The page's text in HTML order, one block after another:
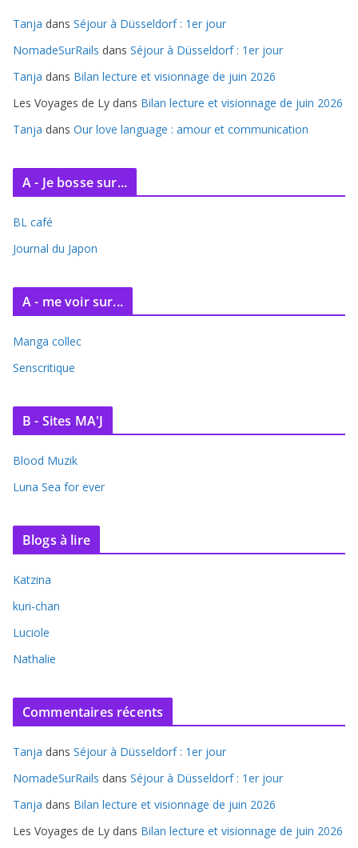
v
e
Tanja dans Séjour à Düsseldorf : 1er jour
NomadeSurRails dans Séjour à Düsseldorf : 1er jour
Tanja dans Bilan lecture et visionnage de juin 2026
Les Voyages de Ly dans Bilan lecture et visionnage de juin 2026
Tanja dans Our love language : amour et communication
A - Je bosse sur...
BL café
Journal du Japon
A - me voir sur...
Manga collec
Senscritique
B - Sites MA'J
Blood Muzik
Luna Sea for ever
Blogs à lire
Katzina
kuri-chan
Luciole
Nathalie
Commentaires récents
Tanja dans Séjour à Düsseldorf : 1er jour
NomadeSurRails dans Séjour à Düsseldorf : 1er jour
Tanja dans Bilan lecture et visionnage de juin 2026
Les Voyages de Ly dans Bilan lecture et visionnage de juin 2026